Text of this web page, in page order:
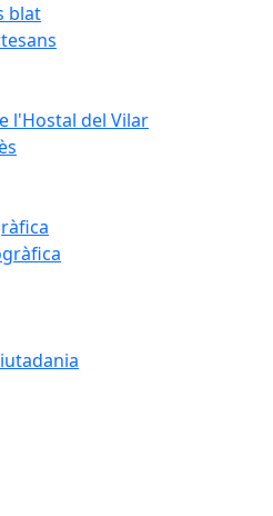
blat
l'Hostal del Vilar